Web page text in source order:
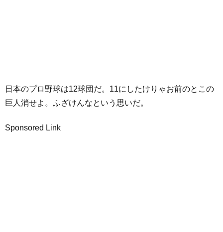
日本のプロ野球は12球団だ。11にしたけりゃお前のとこの
巨人消せよ。ふざけんなという思いだ。
Sponsored Link